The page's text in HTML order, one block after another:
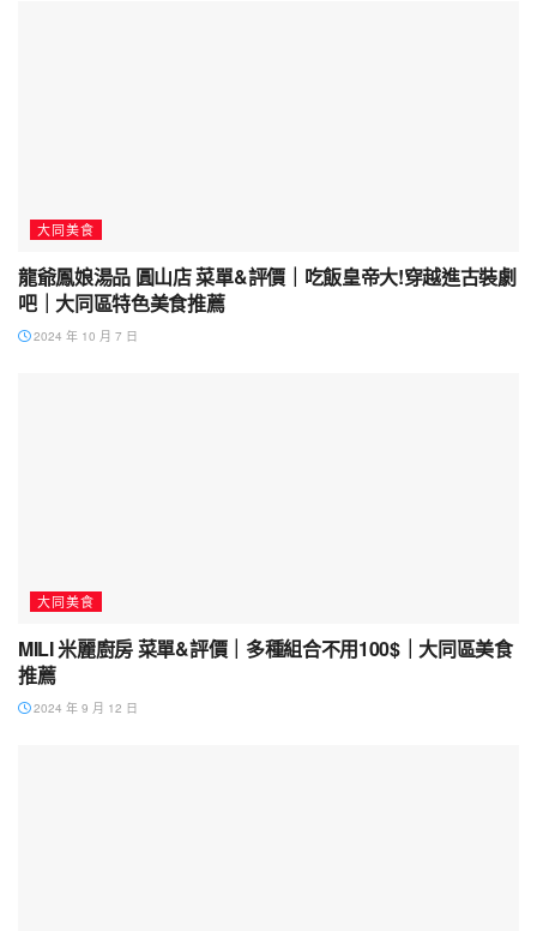
大同美食
龍爺鳳娘湯品 圓山店 菜單&評價｜吃飯皇帝大!穿越進古裝劇
吧｜大同區特色美食推薦
2024 年 10 月 7 日
大同美食
MILI 米麗廚房 菜單&評價｜多種組合不用100$｜大同區美食
推薦
2024 年 9 月 12 日